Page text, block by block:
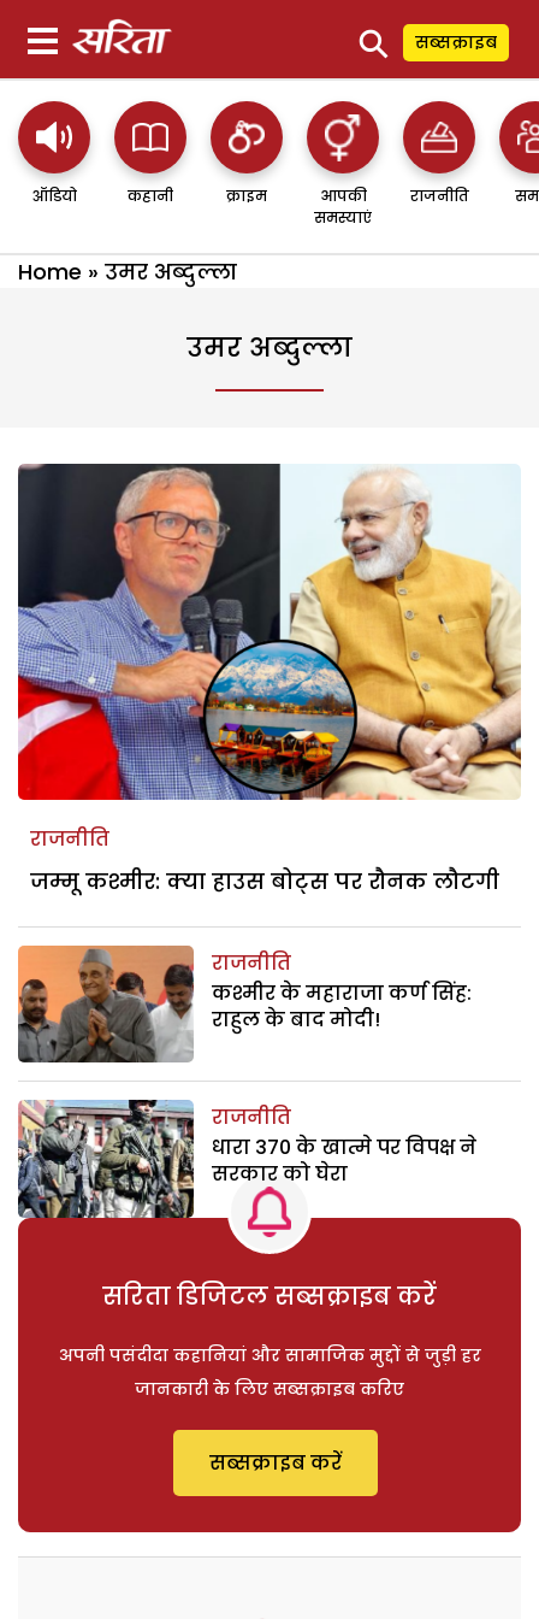
⚲ सब्सक्राइब
ऑडियो कहानी क्राइम
आपकी
समस्याएं
राजनीति
Home » उमर अब्दुल्ला
उमर अब्दुल्ला
राजनीति
जम्मू कश्मीर: क्या हाउस बोट्स पर रौनक लौटगी
राजनीति
कश्मीर के महाराजा कर्ण सिंह:
राहुल के बाद मोदी!
राजनीति
धारा 370 के खात्मे पर विपक्ष ने
सरकार को घेरा
सरिता डिजिटल सब्सक्राइब करें
अपनी पसंदीदा कहानियां और सामाजिक मुद्दों से जुड़ी हर
जानकारी के लिए सब्सक्राइब करिए
सब्सक्राइब करें